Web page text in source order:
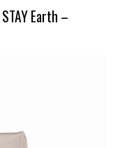
Earth –